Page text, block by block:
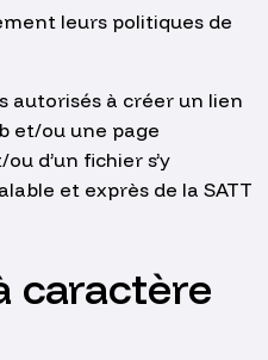
leurs politiques de
autorisés à créer un lien
et/ou une page
d’un fichier s’y
et exprès de la SATT
caractère